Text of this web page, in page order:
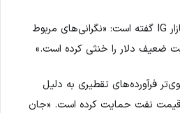
«تونی سیکامور» تحلیل‌گر بازار IG گفته است: «نگرانی‌های مربوط
ضعیف دلار را خنثی کرده است.»
فرآورده‌های تقطیری به دلیل
نفت حمایت کرده است. «جان